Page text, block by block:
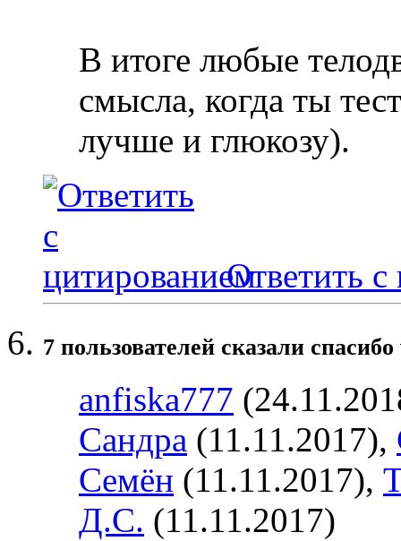
В итоге любые
смысла, когда ты
лучше и глюкозу).
Ответить с
7 пользователей сказали
anfiska777
Сандра (11.11.2017),
Семён (11.11.2017),
Д.С. (11.11.2017)